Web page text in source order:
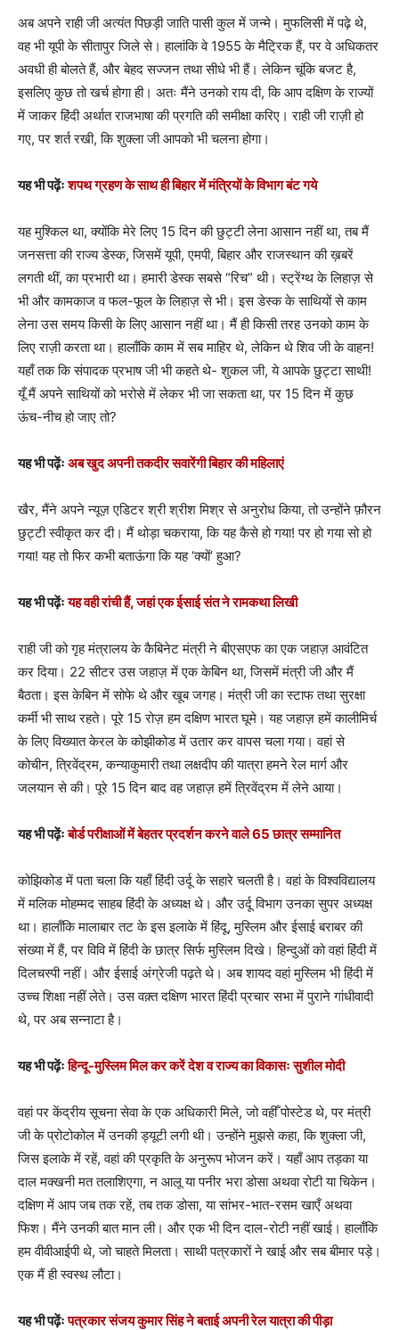
अब अपने राही जी अत्यंत पिछड़ी जाति पासी कुल में जन्मे। मुफलिसी में पढ़े थे,
वह भी यूपी के सीतापुर जिले से। हालांकि वे 1955 के मैट्रिक हैं, पर वे अधिकतर
अवधी ही बोलते हैं, और बेहद सज्जन तथा सीधे भी हैं। लेकिन चूंकि बजट है,
इसलिए कुछ तो खर्च होगा ही। अतः मैंने उनको राय दी, कि आप दक्षिण के राज्यों
में जाकर हिंदी अर्थात राजभाषा की प्रगति की समीक्षा करिए। राही जी राज़ी हो
गए, पर शर्त रखी, कि शुक्ला जी आपको भी चलना होगा।
यह भी पढ़ेंःशपथ ग्रहण के साथ ही बिहार में मंत्रियों के विभाग बंट गये
यह मुश्किल था, क्योंकि मेरे लिए 15 दिन की छुट्टी लेना आसान नहीं था, तब मैं
जनसत्ता की राज्य डेस्क, जिसमें यूपी, एमपी, बिहार और राजस्थान की ख़बरें
लगती थीं, का प्रभारी था। हमारी डेस्क सबसे “रिच” थी। स्ट्रेंग्थ के लिहाज़ से
भी और कामकाज व फल-फूल के लिहाज़ से भी। इस डेस्क के साथियों से काम
लेना उस समय किसी के लिए आसान नहीं था। मैं ही किसी तरह उनको काम के
लिए राज़ी करता था। हालाँकि काम में सब माहिर थे, लेकिन थे शिव जी के वाहन!
यहाँ तक कि संपादक प्रभाष जी भी कहते थे- शुकल जी, ये आपके छुट्टा साथी!
यूँ मैं अपने साथियों को भरोसे में लेकर भी जा सकता था, पर 15 दिन में कुछ
ऊंच-नीच हो जाए तो?
यह भी पढ़ेंः अब खुद अपनी तकदीर सवारेंगी बिहार की महिलाएं
खैर, मैंने अपने न्यूज़ एडिटर श्री श्रीश मिश्र से अनुरोध किया, तो उन्होंने फ़ौरन
छुट्टी स्वीकृत कर दी। मैं थोड़ा चकराया, कि यह कैसे हो गया! पर हो गया सो हो
गया! यह तो फिर कभी बताऊंगा कि यह ‘क्यों’ हुआ?
यह भी पढ़ेंःयह वही रांची हैं, जहां एक ईसाई संत ने रामकथा लिखी
राही जी को गृह मंत्रालय के कैबिनेट मंत्री ने बीएसएफ का एक जहाज़ आवंटित
कर दिया। 22 सीटर उस जहाज़ में एक केबिन था, जिसमें मंत्री जी और मैं
बैठता। इस केबिन में सोफे थे और खूब जगह। मंत्री जी का स्टाफ तथा सुरक्षा
कर्मी भी साथ रहते। पूरे 15 रोज़ हम दक्षिण भारत घूमे। यह जहाज़ हमें कालीमिर्च
के लिए विख्यात केरल के कोझीकोड में उतार कर वापस चला गया। वहां से
कोचीन, त्रिवेंद्रम, कन्याकुमारी तथा लक्षदीप की यात्रा हमने रेल मार्ग और
जलयान से की। पूरे 15 दिन बाद वह जहाज़ हमें त्रिवेंद्रम में लेने आया।
यह भी पढ़ेंःबोर्ड परीक्षाओं में बेहतर प्रदर्शन करने वाले 65 छात्र सम्मानित
कोझिकोड में पता चला कि यहाँ हिंदी उर्दू के सहारे चलती है। वहां के विश्वविद्यालय
में मलिक मोहम्मद साहब हिंदी के अध्यक्ष थे। और उर्दू विभाग उनका सुपर अध्यक्ष
था। हालाँकि मालाबार तट के इस इलाके में हिंदू, मुस्लिम और ईसाई बराबर की
संख्या में हैं, पर विवि में हिंदी के छात्र सिर्फ मुस्लिम दिखे। हिन्दुओं को वहां हिंदी में
दिलचस्पी नहीं। और ईसाई अंग्रेजी पढ़ते थे। अब शायद वहां मुस्लिम भी हिंदी में
उच्च शिक्षा नहीं लेते। उस वक़्त दक्षिण भारत हिंदी प्रचार सभा में पुराने गांधीवादी
थे, पर अब सन्नाटा है।
यह भी पढ़ेंःहिन्दू-मुस्लिम मिल कर करें देश व राज्य का विकासः सुशील मोदी
वहां पर केंद्रीय सूचना सेवा के एक अधिकारी मिले, जो वहीँ पोस्टेड थे, पर मंत्री
जी के प्रोटोकोल में उनकी ड्यूटी लगी थी। उन्होंने मुझसे कहा, कि शुक्ला जी,
जिस इलाके में रहें, वहां की प्रकृति के अनुरूप भोजन करें। यहाँ आप तड़का या
दाल मक्खनी मत तलाशिएगा, न आलू या पनीर भरा डोसा अथवा रोटी या चिकेन।
दक्षिण में आप जब तक रहें, तब तक डोसा, या सांभर-भात-रसम खाएँ अथवा
फिश। मैंने उनकी बात मान ली। और एक भी दिन दाल-रोटी नहीं खाई। हालाँकि
हम वीवीआईपी थे, जो चाहते मिलता। साथी पत्रकारों ने खाई और सब बीमार पड़े।
एक मैं ही स्वस्थ लौटा।
यह भी पढ़ेंःपत्रकार संजय कुमार सिंह ने बताई अपनी रेल यात्रा की पीड़ा